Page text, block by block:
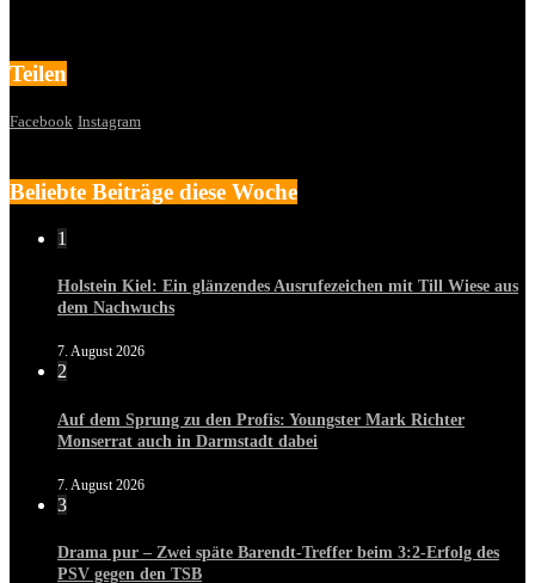
Teilen
Facebook Instagram
Beliebte Beiträge diese Woche
1
Holstein Kiel: Ein glänzendes Ausrufezeichen mit Till Wiese aus
dem Nachwuchs
7. August 2026
2
Auf dem Sprung zu den Profis: Youngster Mark Richter
Monserrat auch in Darmstadt dabei
7. August 2026
3
Drama pur – Zwei späte Barendt-Treffer beim 3:2-Erfolg des
PSV gegen den TSB